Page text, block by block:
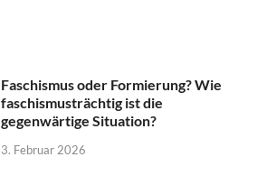
Faschismus oder Formierung? Wie
faschismusträchtig ist die
gegenwärtige Situation?
3. Februar 2026